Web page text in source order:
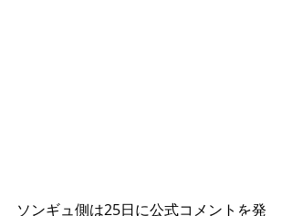
ソンギュ側は25日に公式コメントを発